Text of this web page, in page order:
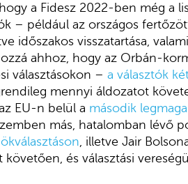
a Fidesz 2022-ben még a
– például az országos
időszakos visszatartása,
ahhoz, hogy az Orbán-
választásokon – a választók
mennyi áldozatot
EU-n belül a második
más, hatalomban lévő
, illetve Jair
követően, és választási